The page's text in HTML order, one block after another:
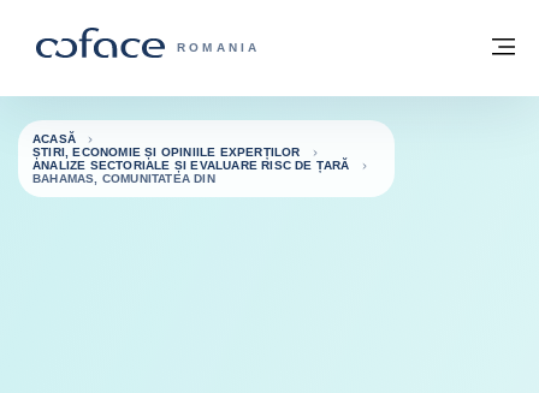
COFACE FOR TRADE - WEBSITE GRUP
ROMANIA
Înapoi la pagina de start
ACASĂ
ȘTIRI, ECONOMIE ȘI OPINIILE EXPERȚILOR
ANALIZE SECTORIALE ȘI EVALUARE RISC DE ȚARĂ
BAHAMAS, COMUNITATEA DIN